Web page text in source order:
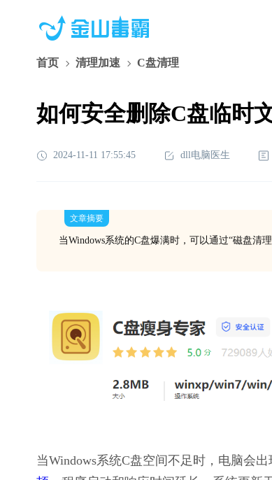
首页 清理加速 C盘清理
如何安全删除C盘临时
2024-11-11 17:55:45 dll电脑医生
文章摘要
当Windows系统的C盘爆满时，可以通过“磁盘清
当Windows系统C盘空间不足时，电脑会